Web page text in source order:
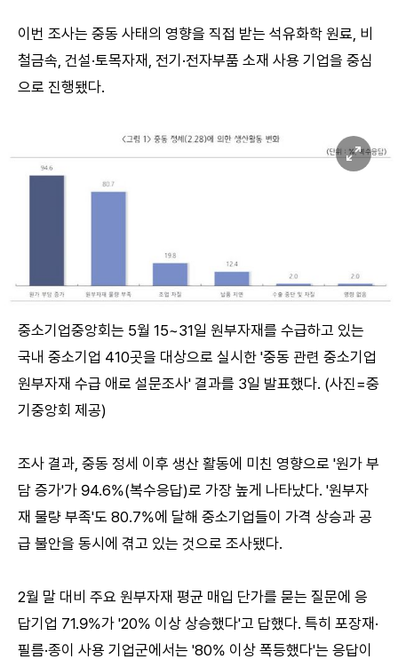
이번 조사는 중동 사태의 영향을 직접 받는 석유화학 원료, 비
철금속, 건설·토목자재, 전기·전자부품 소재 사용 기업을 중심
으로 진행됐다.
중소기업중앙회는 5월 15~31일 원부자재를 수급하고 있는
국내 중소기업 410곳을 대상으로 실시한 '중동 관련 중소기업
원부자재 수급 애로 설문조사' 결과를 3일 발표했다. (사진=중
기중앙회 제공)
조사 결과, 중동 정세 이후 생산 활동에 미친 영향으로 '원가 부
담 증가'가 94.6%(복수응답)로 가장 높게 나타났다. '원부자
재 물량 부족'도 80.7%에 달해 중소기업들이 가격 상승과 공
급 불안을 동시에 겪고 있는 것으로 조사됐다.
2월 말 대비 주요 원부자재 평균 매입 단가를 묻는 질문에 응
답기업 71.9%가 '20% 이상 상승했다'고 답했다. 특히 포장재·
필름·종이 사용 기업군에서는 '80% 이상 폭등했다'는 응답이